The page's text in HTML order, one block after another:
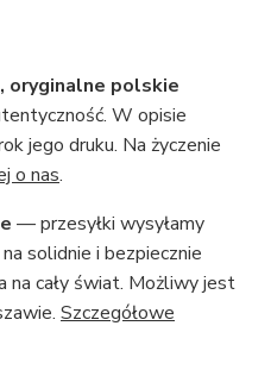
oryginalne polskie
W opisie
jego druku. Na życzenie
o nas.
— przesyłki wysyłamy
solidnie i bezpiecznie
na cały świat. Możliwy jest
Szczegółowe